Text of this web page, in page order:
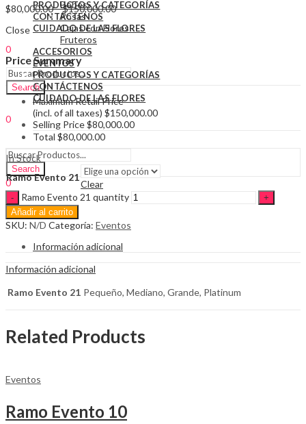
PRODUCTOS Y CATEGORÍAS
CONTÁCTENOS
CUIDADO DE LAS FLORES
0
$0.00
Search
Bebés
Rosas
Cajas con Flores
Fruteros
ACCESORIOS
EVENTOS
PRODUCTOS Y CATEGORÍAS
CONTÁCTENOS
CUIDADO DE LAS FLORES
0
0.00
Menu
Search
0
$0.00
$80,000.00–$150,000.00
Close
Price Summary
Maximum Retail Price
(incl. of all taxes) $150,000.00
Selling Price$80,000.00
Total $80,000.00
In Stock
Ramo Evento 21
Clear
Ramo Evento 21 quantity
Añadir al carrito
SKU: N/D Categoría: Eventos
Información adicional
Información adicional
Ramo Evento 21 Pequeño, Mediano, Grande, Platinum
Related Products
Eventos
Ramo Evento 10